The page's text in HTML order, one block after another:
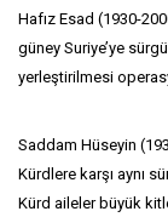
Hafız Esad (1930-
güney Suriye’ye
yerleştirilmesi
Saddam Hüseyin
Kürdlere karşı aynı
Kürd aileler büyük